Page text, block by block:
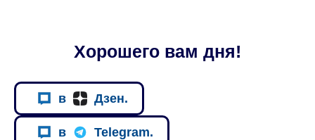
Хорошего вам дня!
в Дзен.
в Telegram.